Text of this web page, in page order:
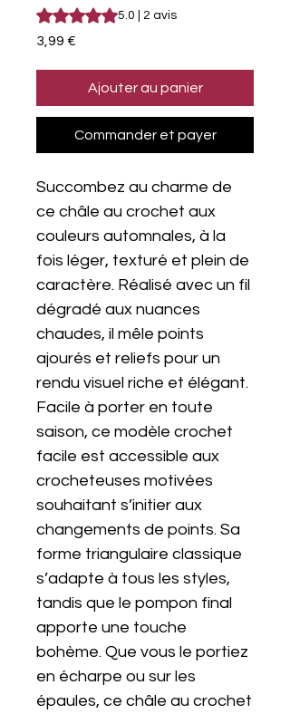
La note est de 5.0 sur cinq étoiles selon
5.0 | 2 avis
3,99 €
Ajouter au panier
Commander et payer
Succombez au charme de
ce châle au crochet aux
couleurs automnales, à la
fois léger, texturé et plein de
caractère. Réalisé avec un fil
dégradé aux nuances
chaudes, il mêle points
ajourés et reliefs pour un
rendu visuel riche et élégant.
Facile à porter en toute
saison, ce modèle crochet
facile est accessible aux
crocheteuses motivées
souhaitant s’initier aux
changements de points. Sa
forme triangulaire classique
s’adapte à tous les styles,
tandis que le pompon final
apporte une touche
bohème. Que vous le portiez
en écharpe ou sur les
épaules, ce châle au crochet